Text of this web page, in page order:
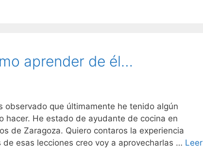
aprender de él…
observado que últimamente he tenido algún
hacer. He estado de ayudante de cocina en
de Zaragoza. Quiero contaros la experiencia
esas lecciones creo voy a aprovecharlas … Leer